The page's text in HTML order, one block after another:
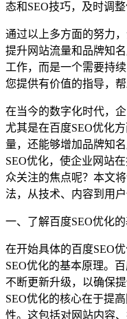
态和SEO技巧，及时调整
通过以上多方面的努力
提升网站流量和品牌知
工作，而是一个需要持
您提供有价值的指导，
在当今的数字化时代，
尤其是在百度SEO优化
量，还能够增加品牌知
SEO优化，使企业网站
众关注的焦点呢？本文
法，从技术、内容到用
一、了解百度SEO优化
在开始具体的百度SEO
SEO优化的基本原理。
不断更新升级，以确保
SEO优化的核心在于提
性。这包括对网站内容